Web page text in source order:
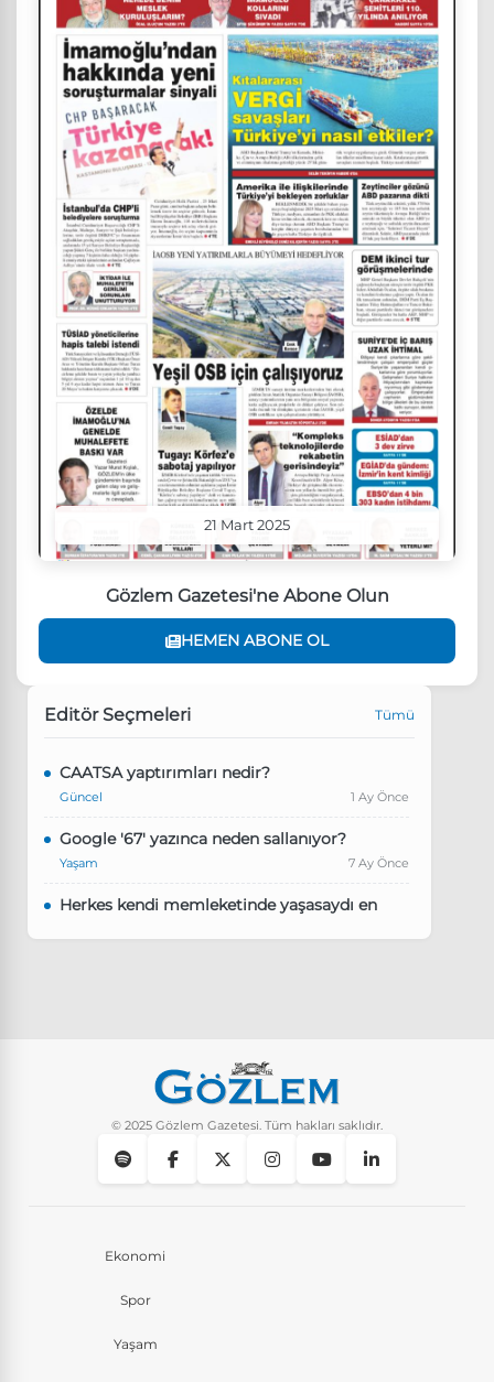
21 Mart 2025
Gözlem Gazetesi'ne Abone Olun
HEMEN ABONE OL
Editör Seçmeleri Tümü
CAATSA yaptırımları nedir?
Güncel 1 Ay Önce
Google '67' yazınca neden sallanıyor?
Yaşam 7 Ay Önce
Herkes kendi memleketinde yaşasaydı en
Instagram’da keşfet nasıl temizlenir?
© 2025 Gözlem Gazetesi. Tüm hakları saklıdır.
Ekonomi
Spor
Yaşam